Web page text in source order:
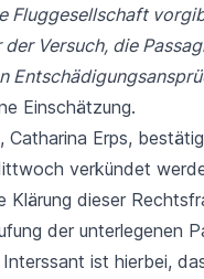
Fluggesellschaft
Versuch, die
Einschätzung.
Catharina Erps,
verkündet
Klärung dieser
der unterlegenen
ist hierbei,